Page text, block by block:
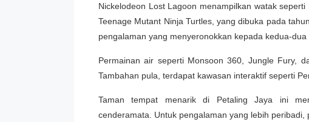
Nickelodeon Lost Lagoon menampilkan watak
Teenage Mutant Ninja Turtles, yang dibuka pada
pengalaman yang menyeronokkan kepada kedua-
Permainan air seperti Monsoon 360, Jungle Fury,
Tambahan pula, terdapat kawasan interaktif seperti
Taman tempat menarik di Petaling Jaya ini
cenderamata. Untuk pengalaman yang lebih peribadi,